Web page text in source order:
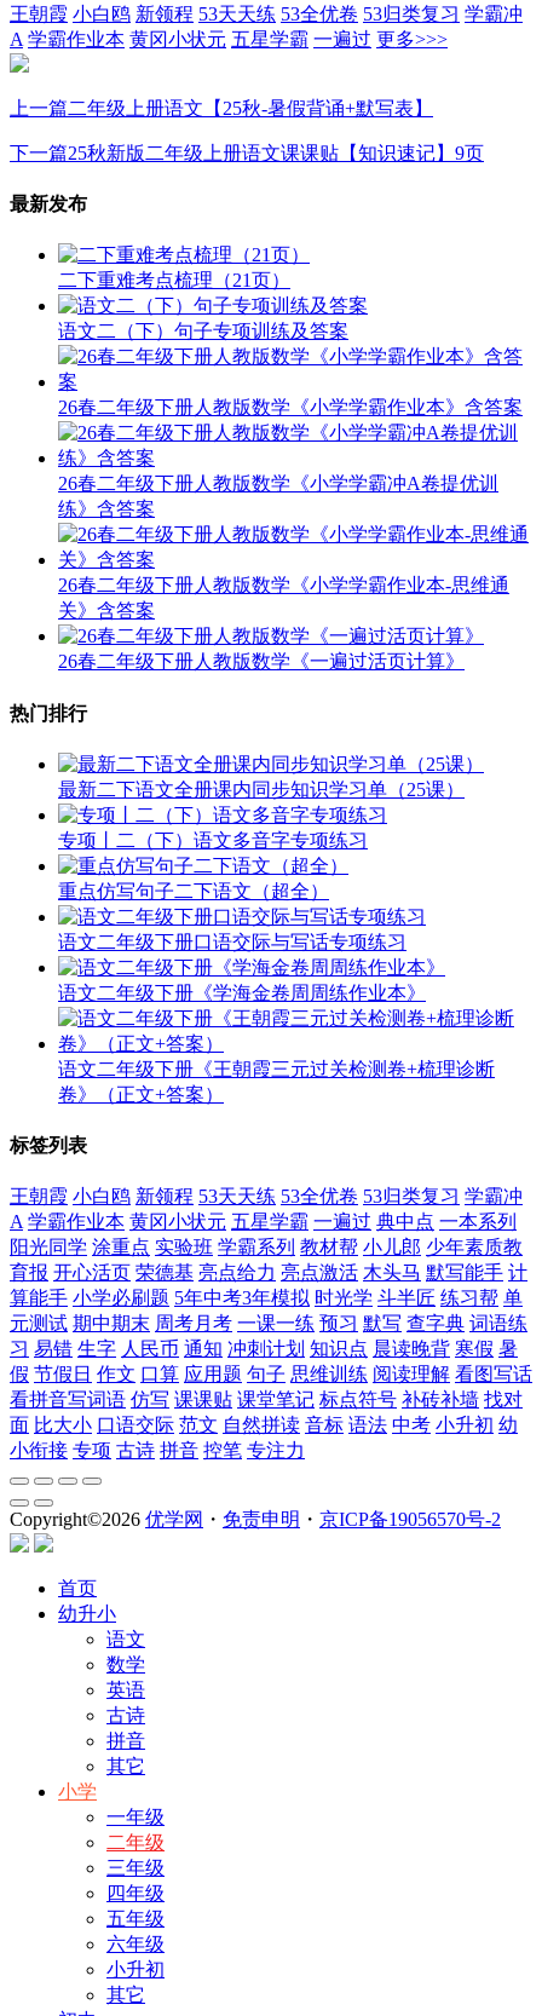
王朝霞 小白鸥 新领程 53天天练 53全优卷 53归类复习 学霸冲
A 学霸作业本 黄冈小状元 五星学霸 一遍过 更多>>>
上一篇二年级上册语文【25秋-暑假背诵+默写表】
下一篇25秋新版二年级上册语文课课贴【知识速记】9页
最新发布
二下重难考点梳理（21页）
语文二（下）句子专项训练及答案
26春二年级下册人教版数学《小学学霸作业本》含答案
26春二年级下册人教版数学《小学学霸冲A卷提优训
练》含答案
26春二年级下册人教版数学《小学学霸作业本-思维通
关》含答案
26春二年级下册人教版数学《一遍过活页计算》
热门排行
最新二下语文全册课内同步知识学习单（25课）
专项丨二（下）语文多音字专项练习
重点仿写句子二下语文（超全）
语文二年级下册口语交际与写话专项练习
语文二年级下册《学海金卷周周练作业本》
语文二年级下册《王朝霞三元过关检测卷+梳理诊断
卷》（正文+答案）
标签列表
王朝霞 小白鸥 新领程 53天天练 53全优卷 53归类复习 学霸冲
A 学霸作业本 黄冈小状元 五星学霸 一遍过 典中点 一本系列
阳光同学 涂重点 实验班 学霸系列 教材帮 小儿郎 少年素质教
育报 开心活页 荣德基 亮点给力 亮点激活 木头马 默写能手 计
算能手 小学必刷题 5年中考3年模拟 时光学 斗半匠 练习帮 单
元测试 期中期末 周考月考 一课一练 预习 默写 查字典 词语练
习 易错 生字 人民币 通知 冲刺计划 知识点 晨读晚背 寒假 暑
假 节假日 作文 口算 应用题 句子 思维训练 阅读理解 看图写话
看拼音写词语 仿写 课课贴 课堂笔记 标点符号 补砖补墙 找对
面 比大小 口语交际 范文 自然拼读 音标 语法 中考 小升初 幼
小衔接 专项 古诗 拼音 控笔 专注力
Copyright©2026 优学网 ・ 免责申明 ・ 京ICP备19056570号-2
首页
幼升小
语文
数学
英语
古诗
拼音
其它
小学
一年级
二年级
三年级
四年级
五年级
六年级
小升初
其它